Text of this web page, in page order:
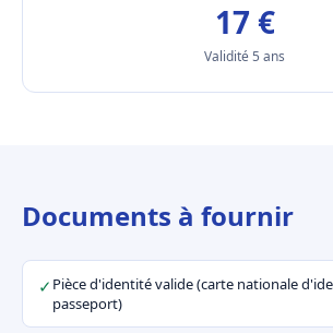
17 €
Validité 5 ans
Documents à fournir
✓ Pièce d'identité valide (carte nationale
passeport)